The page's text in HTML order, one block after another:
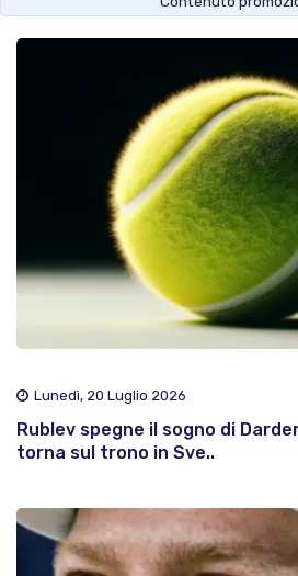
Lunedì, 20 Luglio 2026
Rublev spegne il sogno di
torna sul trono in Sve..